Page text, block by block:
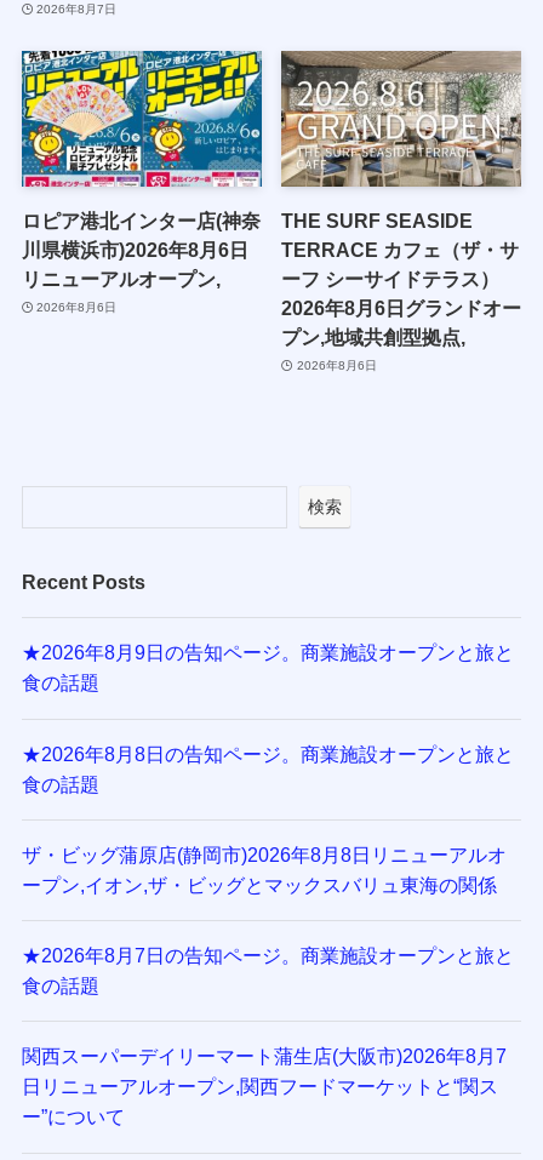
2026年8月7日
ロピア港北インター店(神奈
川県横浜市)2026年8月6日
リニューアルオープン,
2026年8月6日
THE SURF SEASIDE
TERRACE カフェ（ザ・サ
ーフ シーサイドテラス）
2026年8月6日グランドオー
プン,地域共創型拠点,
2026年8月6日
検索
Recent Posts
★2026年8月9日の告知ページ。商業施設オープンと旅と
食の話題
★2026年8月8日の告知ページ。商業施設オープンと旅と
食の話題
ザ・ビッグ蒲原店(静岡市)2026年8月8日リニューアルオ
ープン,イオン,ザ・ビッグとマックスバリュ東海の関係
★2026年8月7日の告知ページ。商業施設オープンと旅と
食の話題
関西スーパーデイリーマート蒲生店(大阪市)2026年8月7
日リニューアルオープン,関西フードマーケットと“関ス
ー”について